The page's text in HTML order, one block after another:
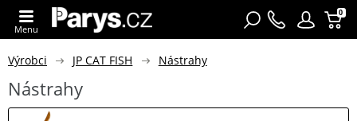
0
Menu
Výrobci JP CAT FISH Nástrahy
Nástrahy